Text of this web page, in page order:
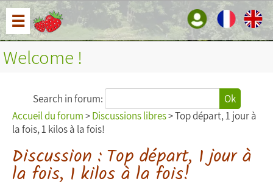
☰
Welcome !
Search in forum:
Ok
Accueil du forum>Discussions libres> Top départ, 1 jour à
la fois, 1 kilos à la fois!
Discussion : Top départ, 1 jour à
la fois, 1 kilos à la fois!